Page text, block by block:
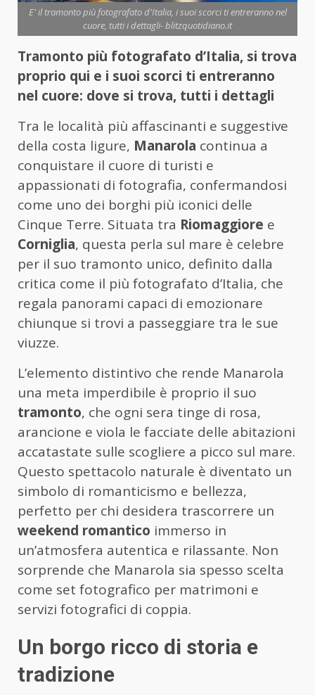
E' il tramonto più fotografato d'Italia, i suoi scorci ti entreranno nel
cuore, tutti i dettagli- blitzquotidiano.it
Tramonto più fotografato d’Italia, si trova
proprio qui e i suoi scorci ti entreranno
nel cuore: dove si trova, tutti i dettagli
Tra le località più affascinanti e suggestive
della costa ligure, Manarola continua a
conquistare il cuore di turisti e
appassionati di fotografia, confermandosi
come uno dei borghi più iconici delle
Cinque Terre. Situata tra Riomaggiore e
Corniglia, questa perla sul mare è celebre
per il suo tramonto unico, definito dalla
critica come il più fotografato d’Italia, che
regala panorami capaci di emozionare
chiunque si trovi a passeggiare tra le sue
viuzze.
L’elemento distintivo che rende Manarola
una meta imperdibile è proprio il suo
tramonto, che ogni sera tinge di rosa,
arancione e viola le facciate delle abitazioni
accatastate sulle scogliere a picco sul mare.
Questo spettacolo naturale è diventato un
simbolo di romanticismo e bellezza,
perfetto per chi desidera trascorrere un
weekend romantico immerso in
un’atmosfera autentica e rilassante. Non
sorprende che Manarola sia spesso scelta
come set fotografico per matrimoni e
servizi fotografici di coppia.
Un borgo ricco di storia e
tradizione